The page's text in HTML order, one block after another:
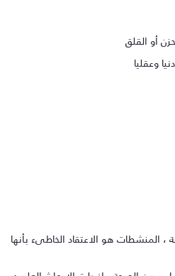
هو الاعتقاد الخاطىء بأنها